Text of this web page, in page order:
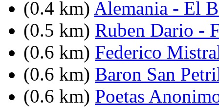
(0.4 km) Alemania - El
(0.5 km) Ruben Dario -
(0.6 km) Federico
(0.6 km) Baron San
(0.6 km) Poetas